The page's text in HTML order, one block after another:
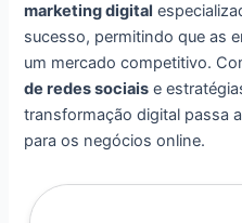
marketing digital
sucesso, permitindo que as
um mercado competitivo.
de redes sociais e
transformação digital passa
para os negócios online.